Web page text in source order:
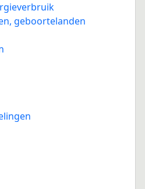
geboortelanden